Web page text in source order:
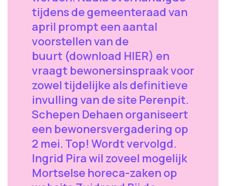
tijdens de gemeenteraad van
april prompt een aantal
voorstellen van de
buurt (download HIER) en
vraagt bewonersinspraak voor
zowel tijdelijke als definitieve
invulling van de site Perenpit.
Schepen Dehaen organiseert
een bewonersvergadering op
2 mei. Top! Wordt vervolgd.
Ingrid Pira wil zoveel mogelijk
Mortselse horeca-zaken op